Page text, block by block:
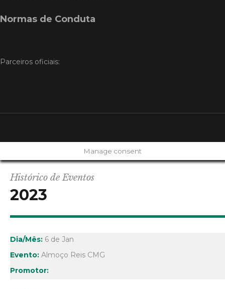
Normas de Conduta
Parceiros oficiais:
Manage consent
Histórico de Eventos
2023
6 de Jan
Almoço Reis CMG